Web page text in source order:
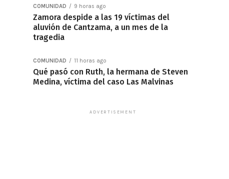
COMUNIDAD 9 horas ago
Zamora despide a las 19 víctimas del
aluvión de Cantzama, a un mes de la
tragedia
COMUNIDAD 11 horas ago
Qué pasó con Ruth, la hermana de Steven
Medina, víctima del caso Las Malvinas
ADVERTISEMENT